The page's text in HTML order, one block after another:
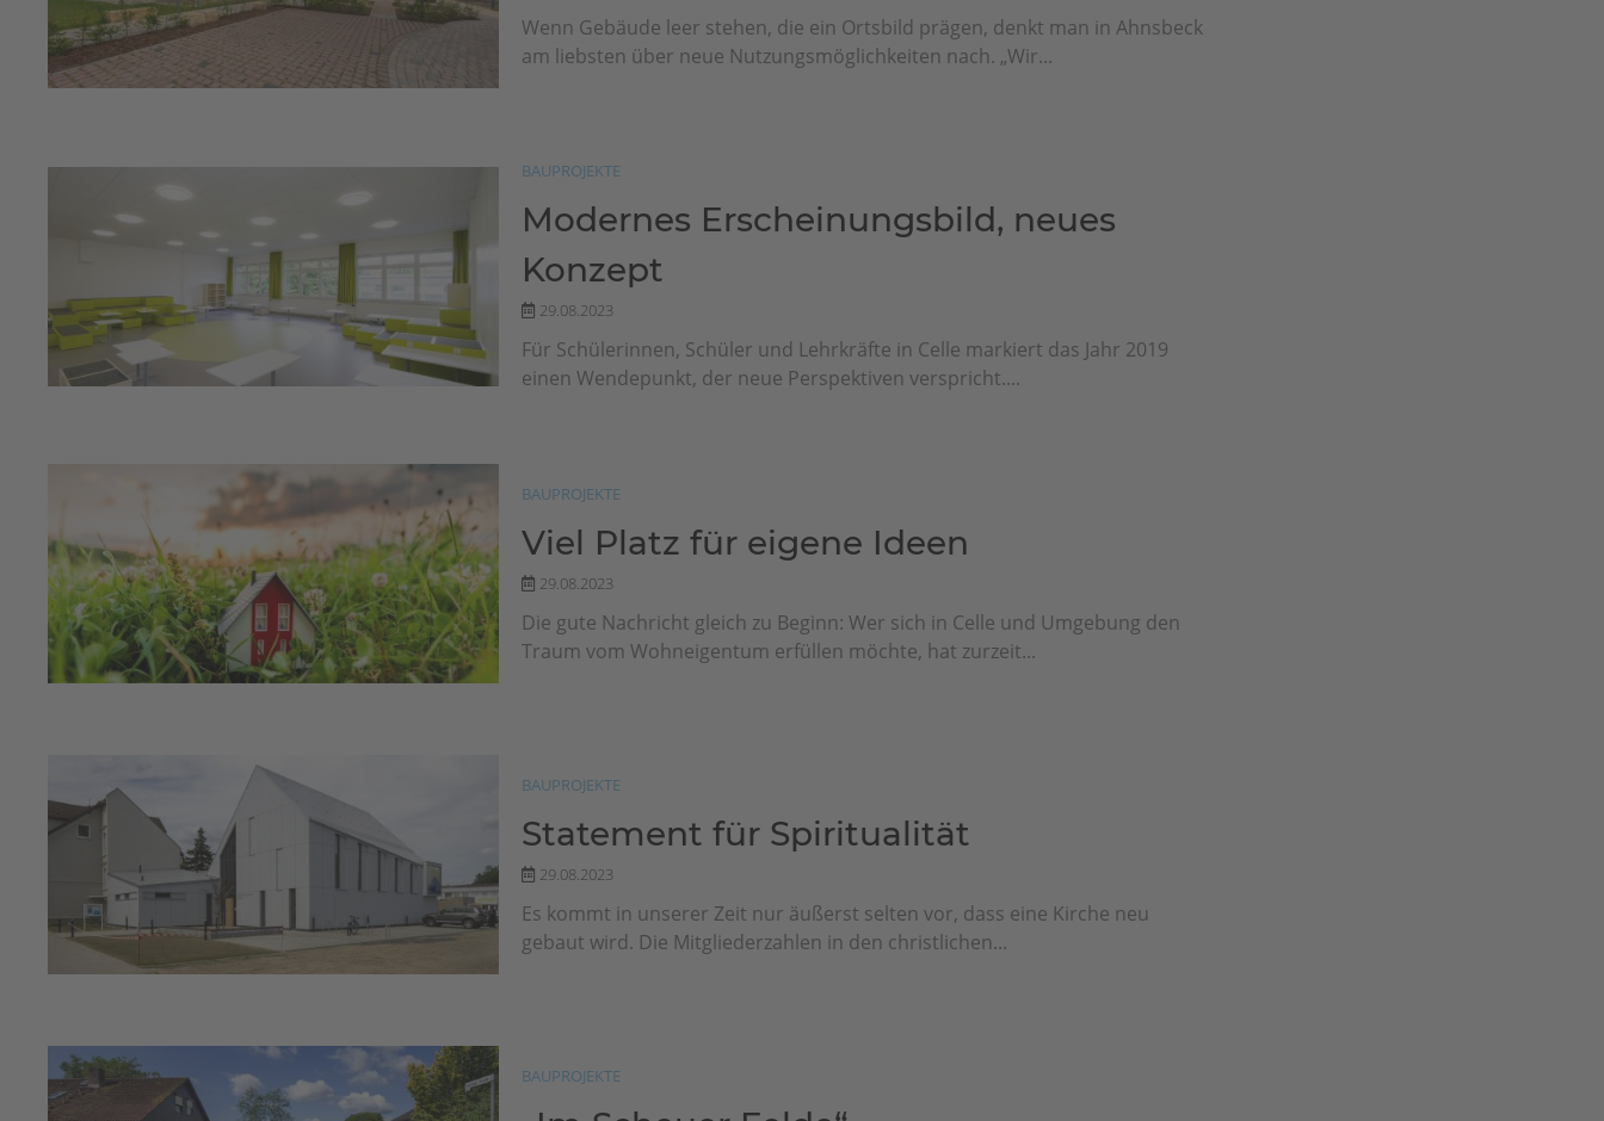
Wenn Gebäude leer stehen, die ein Ortsbild prägen, denkt man in Ahnsbeck
am liebsten über neue Nutzungsmöglichkeiten nach. „Wir...
BAUPROJEKTE
Modernes Erscheinungsbild, neues
Konzept
29.08.2023
Für Schülerinnen, Schüler und Lehrkräfte in Celle markiert das Jahr 2019
einen Wendepunkt, der neue Perspektiven verspricht....
BAUPROJEKTE
Viel Platz für eigene Ideen
29.08.2023
Die gute Nachricht gleich zu Beginn: Wer sich in Celle und Umgebung den
Traum vom Wohneigentum erfüllen möchte, hat zurzeit...
BAUPROJEKTE
Statement für Spiritualität
29.08.2023
Es kommt in unserer Zeit nur äußerst selten vor, dass eine Kirche neu
gebaut wird. Die Mitgliederzahlen in den christlichen...
BAUPROJEKTE